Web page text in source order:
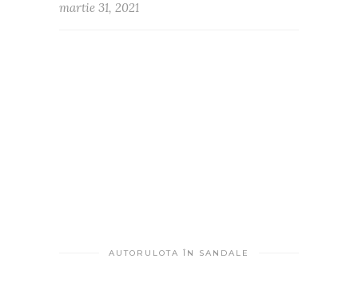
martie 31, 2021
AUTORULOTA ÎN SANDALE